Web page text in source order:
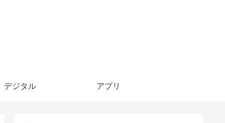
デジタル アプリ